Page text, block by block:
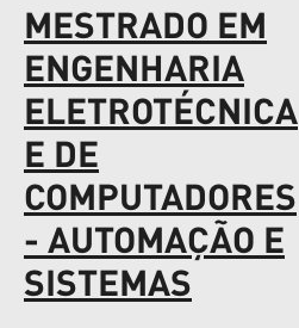
Ir
para
a
navegação
MESTRADO EM
ENGENHARIA
ELETROTÉCNICA
E DE
COMPUTADORES
- AUTOMAÇÃO E
SISTEMAS